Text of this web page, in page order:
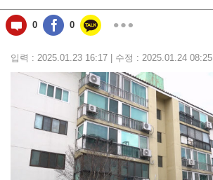
동)
0 0
입력 : 2025.01.23 16:17 | 수정 : 2025.01.24 08:25